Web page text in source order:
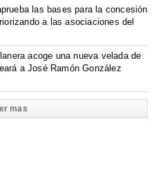
las bases para la concesión
a las asociaciones del
acoge una nueva velada de
a José Ramón González
mas